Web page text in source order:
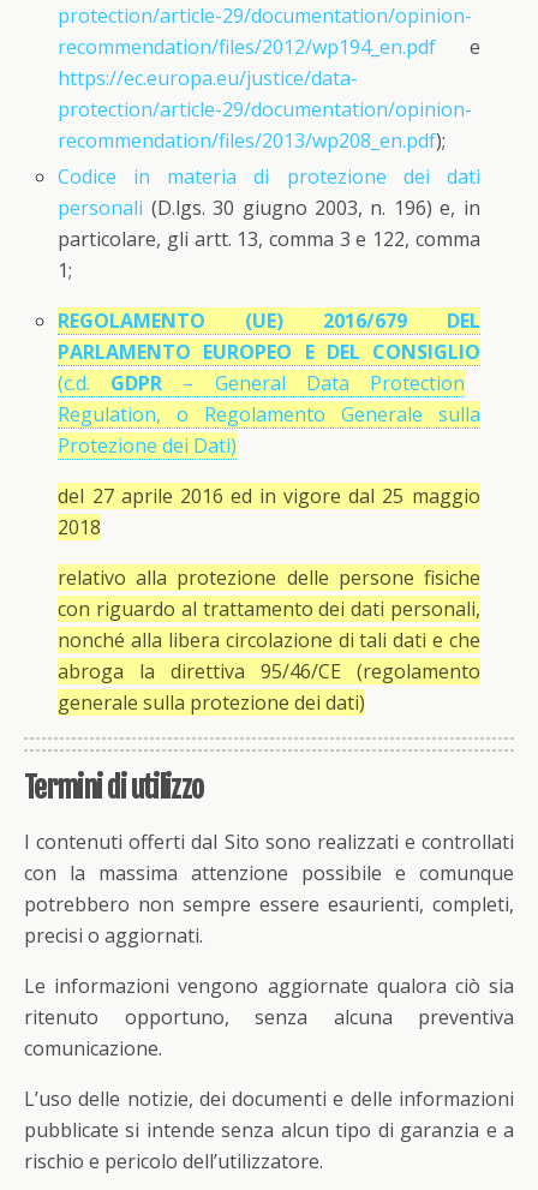
protection/article-29/documentation/opinion-
recommendation/files/2012/wp194_en.pdf e
https://ec.europa.eu/justice/data-
protection/article-29/documentation/opinion-
recommendation/files/2013/wp208_en.pdf);
Codice in materia di protezione dei dati
personali (D.lgs. 30 giugno 2003, n. 196) e, in
particolare, gli artt. 13, comma 3 e 122, comma
1;
REGOLAMENTO (UE) 2016/679 DEL
PARLAMENTO EUROPEO E DEL CONSIGLIO
(c.d. GDPR – General Data Protection
Regulation, o Regolamento Generale sulla
Protezione dei Dati)
del 27 aprile 2016 ed in vigore dal 25 maggio
2018
relativo alla protezione delle persone fisiche
con riguardo al trattamento dei dati personali,
nonché alla libera circolazione di tali dati e che
abroga la direttiva 95/46/CE (regolamento
generale sulla protezione dei dati)
Termini di utilizzo
I contenuti offerti dal Sito sono realizzati e controllati
con la massima attenzione possibile e comunque
potrebbero non sempre essere esaurienti, completi,
precisi o aggiornati.
Le informazioni vengono aggiornate qualora ciò sia
ritenuto opportuno, senza alcuna preventiva
comunicazione.
L’uso delle notizie, dei documenti e delle informazioni
pubblicate si intende senza alcun tipo di garanzia e a
rischio e pericolo dell’utilizzatore.